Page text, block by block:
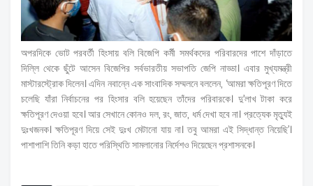
অপরদিকে ভোট পরবর্তী হিংসায় বলি বিজেপি কর্মী সমর্থকদের পরিবারদের পাশে দাঁড়াতে
দিল্লি থেকে ছুঁটে আসেন বিজেপির সর্বভারতীয় সভাপতি জেপি নাড্ডা। এবার মুখ্যমন্ত্রী
মাস্টারস্ট্রোক দিলেন। এদিন নবান্নে এক সাংবাদিক সম্মলনে বললেন, ‘আমরা ক্ষতিপূরণ দিতে
চলেছি যাঁরা নির্বাচনের পর হিংসার বলি হয়েছেন তাঁদের পরিবারকে। দু’‌লাখ টাকা করে
ক্ষতিপূরণ দেওয়া হবে। আর সেখানে কোনও দল, রং, জাত, ধর্ম দেখা হবে না। প্রত্যেক মৃত্যুই
দুঃখজনক। ক্ষতিপূরণ দিয়ে সেই দুঃখ মেটানো যায় না। তবু আমরা এই সিদ্ধান্ত নিয়েছি’।
পাশাপাশি তিনি কড়া হাতে পরিস্থিতি সামলানোর নির্দেশও দিয়েছেন প্রশাসনকে।